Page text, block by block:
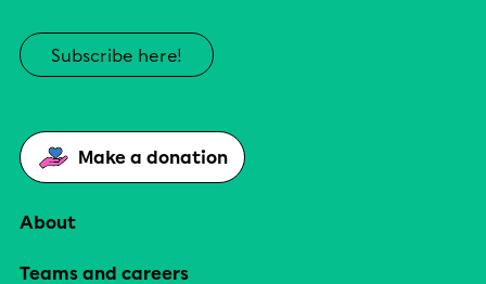
Subscribe here!
Make a donation
About
Teams and careers